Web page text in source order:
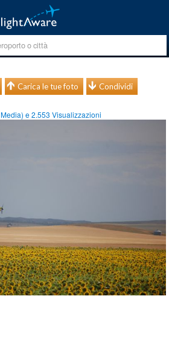
Carica le tue foto Condividi
Media) e2.553 Visualizzazioni